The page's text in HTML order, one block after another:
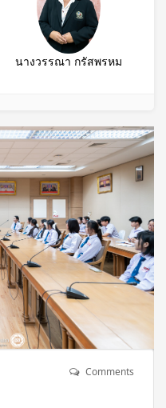
นางวรรณา กรัสพรหม
Comments